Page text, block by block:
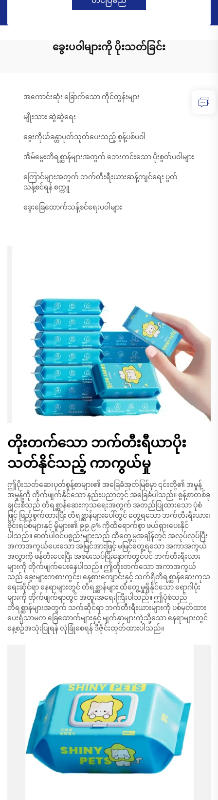
ခွေးပဝါများကို ပိုးသတ်ခြင်း
အကောင်းဆုံး ခြောက်သော ကိုင်တွန်းများ
မျိုးသား ဆွဲဆွဲရေး
ခွေးကိုယ်ခန္တာပုတ်သုတ်ပေးသည့် စွန့်ပစ်ပဝါ
အိမ်မွေးတိရစ္ဆာန်များအတွက် ဘေးကင်းသော ပိုးစွတ်ပဝါများ
ကြောင်များအတွက် ဘက်တီးရီးယားဆန့်ကျင်ရေး ပွတ်
သန့်စင်ရန် စက္ကူ
ခွေးခြေထောက်သန့်စင်ရေးပဝါများ
တိုးတက်သော ဘက်တီးရီယာပိုး
သတ်နိုင်သည့် ကာကွယ်မှု
ဤပိုးသတ်ဆေးပုတ်စွန့်စာများ၏ အခြေခံအုတ်မြစ်မှာ ၎င်းတို့၏ အမှုန့်
အမှုန့်ကို တိုက်ဖျက်နိုင်သော နည်းပညာတွင် အခြေခံပါသည်။ စွန့်စာတစ်ခု
ချင်းစီသည် တိရစ္ဆာန်ဆေးကုသရေးအတွက် အတည်ပြုထားသော ပုံစံ
ဖြင့် ဖြည့်စွက်ထားပြီး တိရစ္ဆာန်များပေါ်တွင် တွေ့ရသော ဘက်တီးရီးယား၊
ဗိုင်းရပ်စ်များနှင့် မှိုများ၏ ၉၉.၉% ကိုထိရောက်စွာ ဖယ်ရှားပေးနိုင်
ပါသည်။ ဓာတ်ပါဝင်ပစ္စည်းများသည် ထိတွေ့မှုအချိန်တွင် အလုပ်လုပ်ပြီး
အကာအကွယ်ပေးသော အမြင်အားဖြင့် မမြင်တွေ့ရသော အကာအကွယ်
အလွှာကို ဖန်တီးပေးပြီး အစမ်းသပ်ပြီးနောက်တွင်ပင် ဘက်တီးရီးယား
များကို တိုက်ဖျက်ပေးနေပါသည်။ ဤတိုးတက်သော အကာအကွယ်
သည် ခွေးများကစားကွင်း၊ နေ့စားကျောင်းနှင့် သက်ရှိတိရစ္ဆာန်ဆေးကုသ
ရေးဆိုင်ရာ နေရာများတွင် တိရစ္ဆာန်များ ထိတွေ့မှုရှိနိုင်သော ရောဂါပိုး
များကို တိုက်ဖျက်ရာတွင် အထူးအရေးကြီးပါသည်။ ဤပုံစံသည်
တိရစ္ဆာန်များအတွက် သက်ဆိုင်ရာ ဘက်တီးရီးယားများကို ပစ်မှတ်ထား
ပေးရုံသာမက ခြေထောက်များနှင့် မျက်နှာများကဲ့သို့သော နေရာများတွင်
နေ့စဉ်အသုံးပြုရန် လုံခြုံစေရန် ဒီဇိုင်းထုတ်ထားပါသည်။